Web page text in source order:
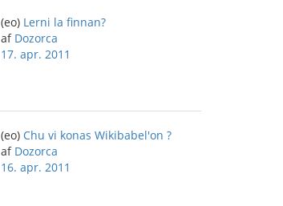
(eo) Lerni la finnan?
af Dozorca
17. apr. 2011
(eo) Chu vi konas Wikibabel'on ?
af Dozorca
16. apr. 2011